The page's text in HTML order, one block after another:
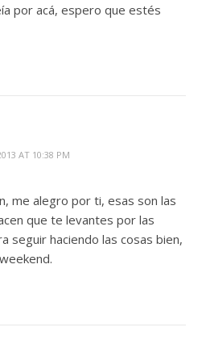
por acá, espero que estés
AT 10:38 PM
me alegro por ti, esas son las
que te levantes por las
seguir haciendo las cosas bien,